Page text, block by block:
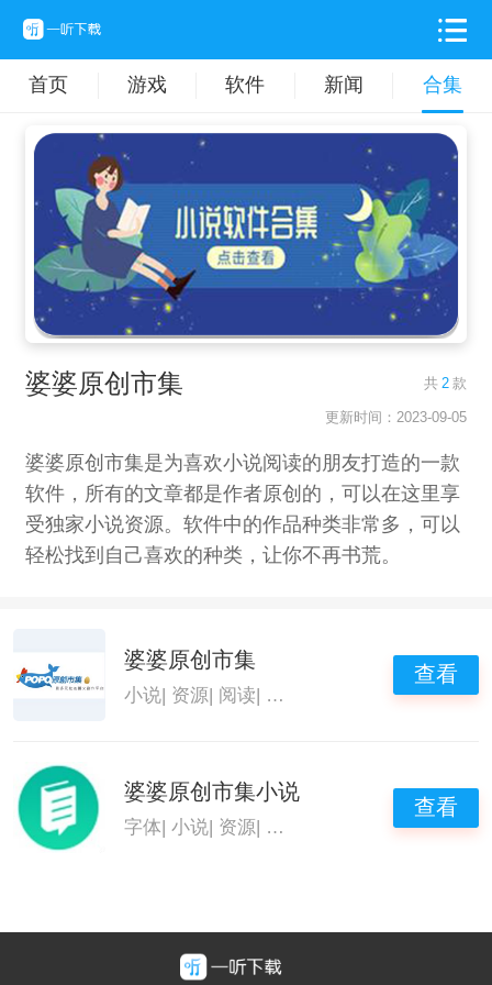
首页 游戏 软件 新闻 合集
婆婆原创市集 共 2 款
更新时间：2023-09-05
婆婆原创市集是为喜欢小说阅读的朋友打造的一款
软件，所有的文章都是作者原创的，可以在这里享
受独家小说资源。软件中的作品种类非常多，可以
轻松找到自己喜欢的种类，让你不再书荒。
婆婆原创市集
小说| 资源| 阅读| 婆婆原创市集
查看
婆婆原创市集小说
字体 |小说 资源 婆婆原创市集
查看